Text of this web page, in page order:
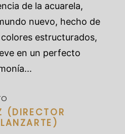
de la acuarela,
nuevo, hecho de
estructurados,
en un perfecto
(DIRECTOR